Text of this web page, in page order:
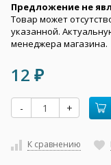
Предложение не
Товар может
указанной.
менеджера магазина.
12 ₽
- +
К сравнению